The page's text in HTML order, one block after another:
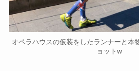
オペラハウスの仮装をしたランナーと本
ョットw